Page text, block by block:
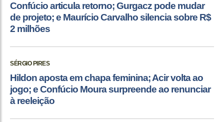
Confúcio articula retorno; Gurgacz pode mudar
de projeto; e Maurício Carvalho silencia sobre R$
2 milhões
SÉRGIO PIRES
Hildon aposta em chapa feminina; Acir volta ao
jogo; e Confúcio Moura surpreende ao renunciar
à reeleição